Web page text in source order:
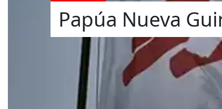
Papúa Nueva